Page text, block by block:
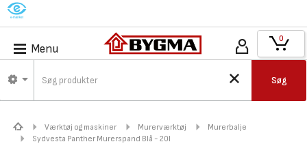
M
Menu
Søg
0
Værktøj og maskiner Murerværktøj
Murerbalje
Sydvesta Panther Murerspand Blå - 20l